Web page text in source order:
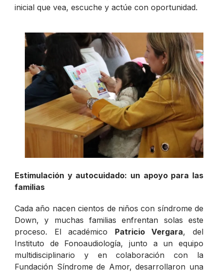
inicial que vea, escuche y actúe con oportunidad.
Estimulación y autocuidado: un apoyo para las
familias
Cada año nacen cientos de niños con síndrome de
Down, y muchas familias enfrentan solas este
proceso. El académico Patricio Vergara, del
Instituto de Fonoaudiología, junto a un equipo
multidisciplinario y en colaboración con la
Fundación Síndrome de Amor, desarrollaron una